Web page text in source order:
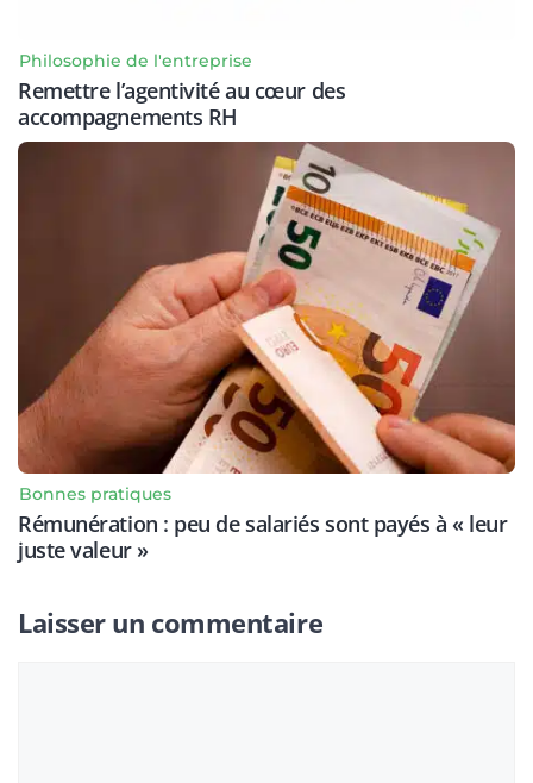
Philosophie de l'entreprise
Remettre l’agentivité au cœur des
accompagnements RH
Bonnes pratiques
Rémunération : peu de salariés sont payés à « leur
juste valeur »
Laisser un commentaire